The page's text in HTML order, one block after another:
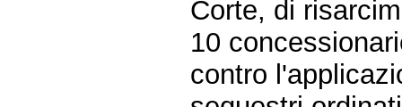
Corte, di
10
contro